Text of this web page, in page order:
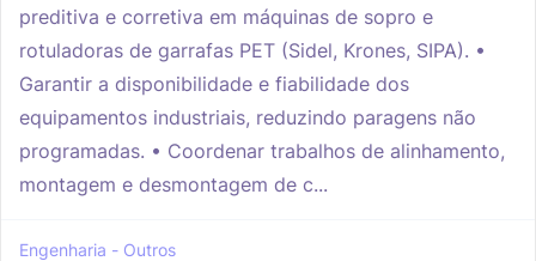
preditiva e corretiva em máquinas de sopro e
rotuladoras de garrafas PET (Sidel, Krones, SIPA). •
Garantir a disponibilidade e fiabilidade dos
equipamentos industriais, reduzindo paragens não
programadas. • Coordenar trabalhos de alinhamento,
montagem e desmontagem de c...
Engenharia - Outros